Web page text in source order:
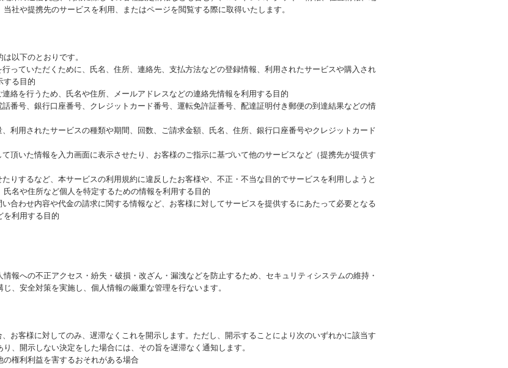
社や提携先のサービスを利用、またはページを閲覧する際に取得いたします。
以下のとおりです。
っていただくために、氏名、住所、連絡先、支払方法などの登録情報、利用されたサービスや購入され
する目的
絡を行うため、氏名や住所、メールアドレスなどの連絡先情報を利用する目的
番号、銀行口座番号、クレジットカード番号、運転免許証番号、配達証明付き郵便の到達結果などの情
利用されたサービスの種類や期間、回数、ご請求金額、氏名、住所、銀行口座番号やクレジットカード
頂いた情報を入力画面に表示させたり、お客様のご指示に基づいて他のサービスなど（提携先が提供す
りするなど、本サービスの利用規約に違反したお客様や、不正・不当な目的でサービスを利用しようと
名や住所など個人を特定するための情報を利用する目的
合わせ内容や代金の請求に関する情報など、お客様に対してサービスを提供するにあたって必要となる
を利用する目的
報への不正アクセス・紛失・破損・改ざん・漏洩などを防止するため、セキュリティシステムの維持・
、安全対策を実施し、個人情報の厳重な管理を行ないます。
お客様に対してのみ、遅滞なくこれを開示します。ただし、開示することにより次のいずれかに該当す
、開示しない決定をした場合には、その旨を遅滞なく通知します。
権利利益を害するおそれがある場合